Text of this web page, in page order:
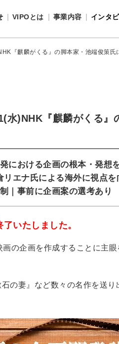
VIPOとは
VIPOとは
事業内容
インタ
『麒麟がくる』の脚本家・池端俊策氏
)NHK『麒麟がくる』
における企画の根本・発想
エナ氏による海外に視点
｜事前に企画案の選考あり
いたしました。
の企画を作成することに主
の妻』など数々の名作を送